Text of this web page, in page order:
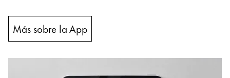
Más sobre la App